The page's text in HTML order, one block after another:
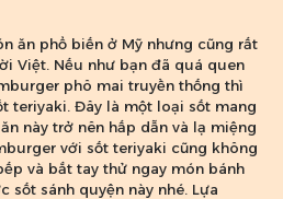
ăn phổ biến ở Mỹ nhưng cũng rất
Việt. Nếu như bạn đã quá quen
phô mai truyền thống thì
teriyaki. Đây là một loại sốt mang
này trở nên hấp dẫn và lạ miệng
với sốt teriyaki cũng không
và bắt tay thử ngay món bánh
sốt sánh quyện này nhé. Lựa